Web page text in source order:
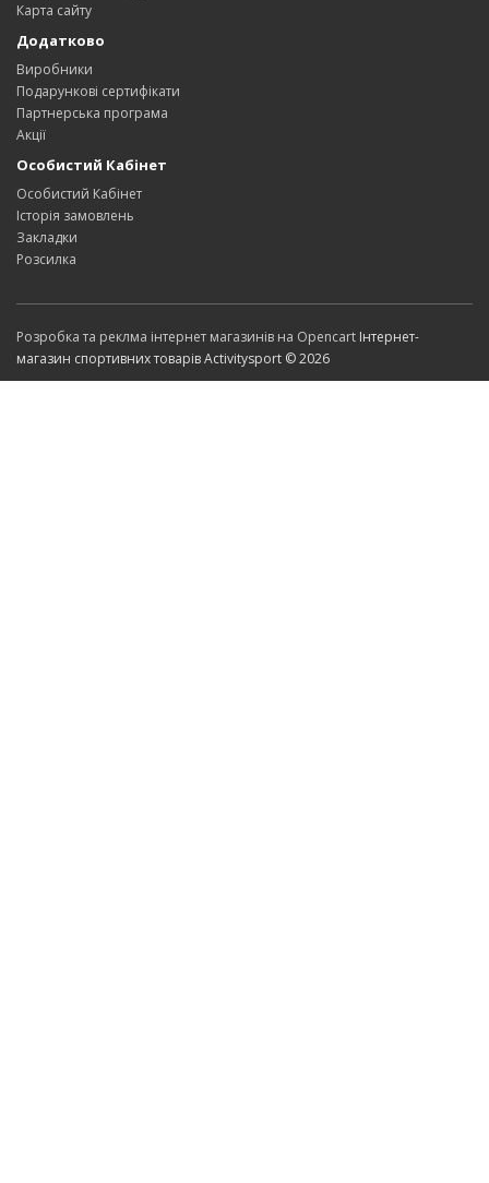
Карта сайту
Додатково
Виробники
Подарункові сертифікати
Партнерська програма
Акції
Особистий Кабінет
Особистий Кабінет
Історія замовлень
Закладки
Розсилка
Розробка та реклма інтернет магазинів на Opencart Інтернет-
магазин спортивних товарів Activitysport © 2026